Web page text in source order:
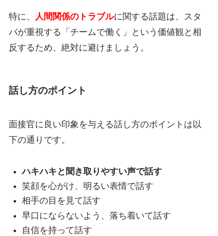
特に、 人間関係のトラブルに関する話題は、スタ
バが重視する「チームで働く」という価値観と相
反するため、絶対に避けましょう。
話し方のポイント
面接官に良い印象を与える話し方のポイントは以
下の通りです。
ハキハキと聞き取りやすい声で話す
笑顔を心がけ、明るい表情で話す
相手の目を見て話す
早口にならないよう、落ち着いて話す
自信を持って話す